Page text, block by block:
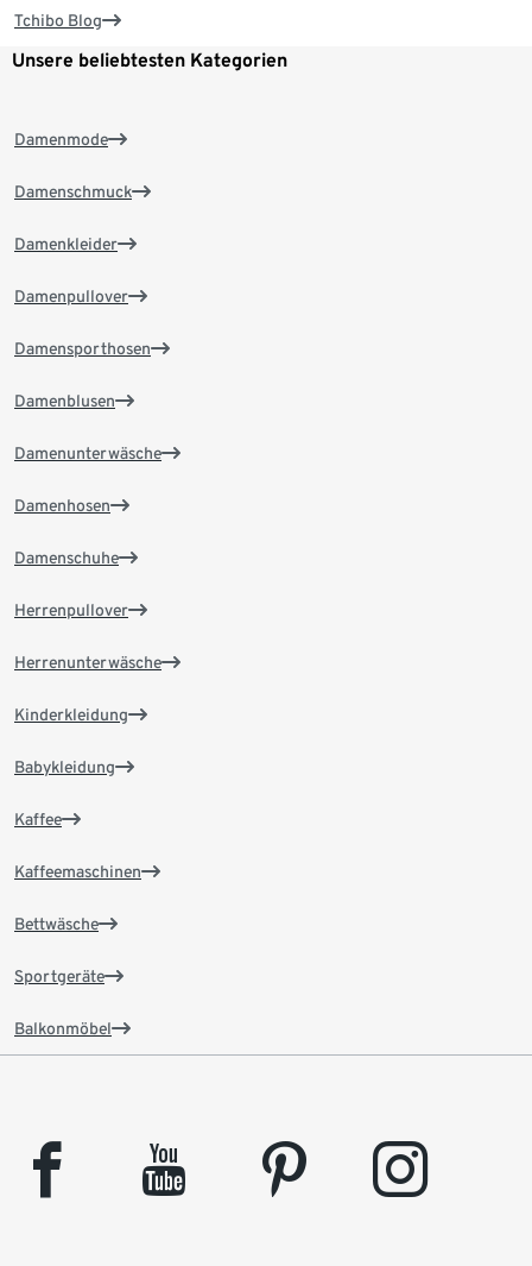
Tchibo Blog
Unsere beliebtesten Kategorien
Damenmode
Damenschmuck
Damenkleider
Damenpullover
Damensporthosen
Damenblusen
Damenunterwäsche
Damenhosen
Damenschuhe
Herrenpullover
Herrenunterwäsche
Kinderkleidung
Babykleidung
Kaffee
Kaffeemaschinen
Bettwäsche
Sportgeräte
Balkonmöbel
facebook youtube pinterest instagram